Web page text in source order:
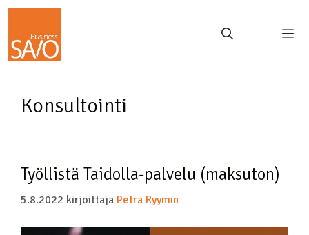
Konsultointi
Työllistä Taidolla-palvelu (maksuton)
5.8.2022 kirjoittaja Petra Ryymin